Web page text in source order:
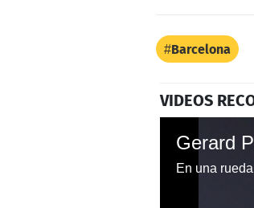
Barcelona
VIDEOS